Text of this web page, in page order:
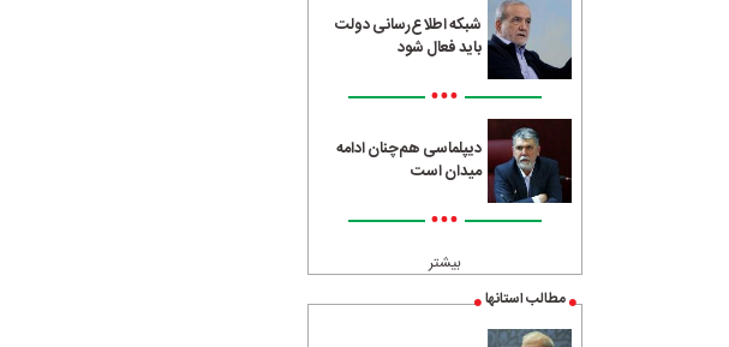
شبکه اطلاع‌رسانی دولت
باید فعال شود
•••
دیپلماسی هم‌چنان ادامه
میدان است
•••
بیشتر
مطالب استانها